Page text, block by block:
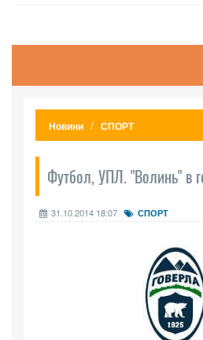
Новини СПОРТ
Футбол, УПЛ. "Волинь" в
31.10.2014 18:07 СПОРТ